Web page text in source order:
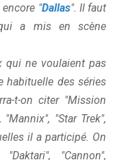
encore "Dallas". Il faut
a mis en scène
qui ne voulaient pas
habituelle des séries
t-on citer "Mission
"Star Trek",
il a participé. On
"Cannon",